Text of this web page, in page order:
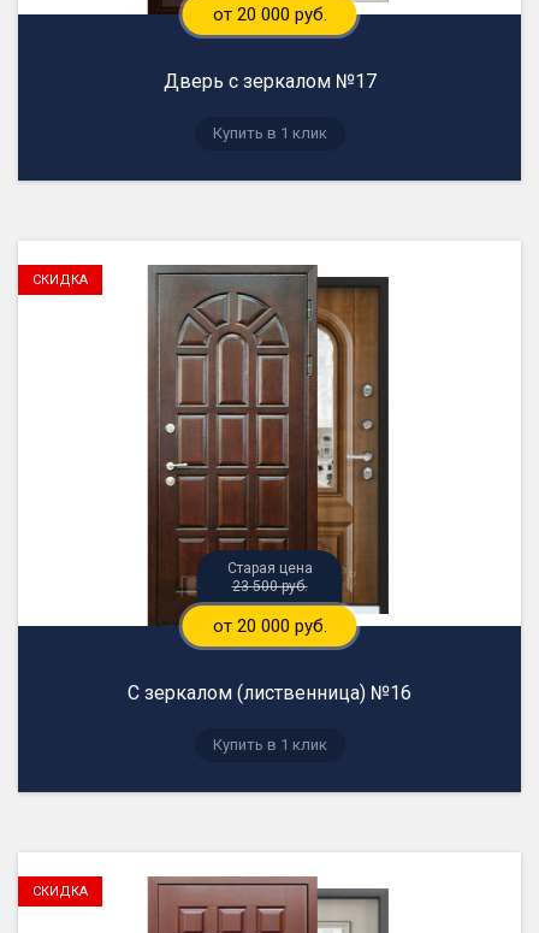
от 20 000 руб.
Дверь с зеркалом №17
23 500 руб.
от 20 000 руб.
С зеркалом (лиственница) №16